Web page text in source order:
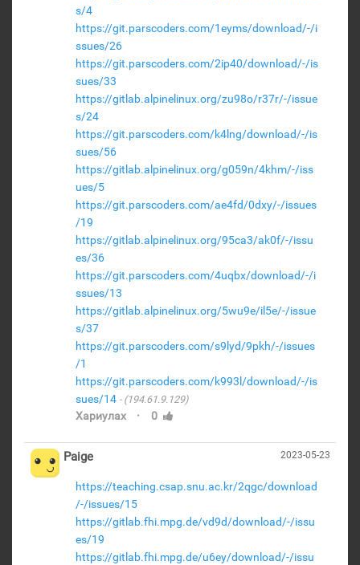
s/4
https://git.parscoders.com/1eyms/download/-/i
ssues/26
https://git.parscoders.com/2ip40/download/-/is
sues/33
https://gitlab.alpinelinux.org/zu98o/r37r/-/issue
s/24
https://git.parscoders.com/k4lng/download/-/is
sues/56
https://gitlab.alpinelinux.org/g059n/4khm/-/iss
ues/5
https://git.parscoders.com/ae4fd/0dxy/-/issues
/19
https://gitlab.alpinelinux.org/95ca3/ak0f/-/issu
es/36
https://git.parscoders.com/4uqbx/download/-/i
ssues/13
https://gitlab.alpinelinux.org/5wu9e/il5e/-/issue
s/37
https://git.parscoders.com/s9lyd/9pkh/-/issues
/1
https://git.parscoders.com/k993l/download/-/is
sues/14
(194.61.9.129)
Хариулах · 0
2023-05-23
Paige
https://teaching.csap.snu.ac.kr/2qgc/download
/-/issues/15
https://gitlab.fhi.mpg.de/vd9d/download/-/issu
es/19
https://gitlab.fhi.mpg.de/u6ey/download/-/issu